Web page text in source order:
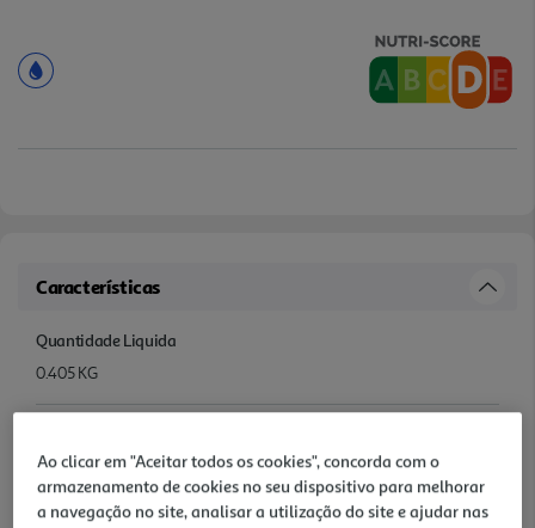
Características
Quantidade Liquida
0.405 KG
Ingredientes: Guarnição: QUEIJO Mozzarella (22 %) [LEITE
pasteurizado, sal, fermentos lácticos, coalho e antioxidante (E330)],
fiambre da perna extra (20 %) [perna de suíno, água, gelificante
Ao clicar em "Aceitar todos os cookies", concorda com o
armazenamento de cookies no seu dispositivo para melhorar
a navegação no site, analisar a utilização do site e ajudar nas